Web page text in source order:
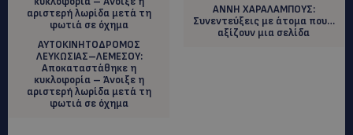
ΑΥΤΟΚΙΝΗΤΟΔΡΟΜΟΣ
ΛΕΥΚΩΣΙΑΣ–ΛΕΜΕΣΟΥ:
Αποκαταστάθηκε η
κυκλοφορία – Άνοιξε η
αριστερή λωρίδα μετά τη
φωτιά σε όχημα
ΑΝΝΗ ΧΑΡΑΛΑΜΠΟΥΣ:
Συνεντεύξεις με άτομα που…
αξίζουν μια σελίδα